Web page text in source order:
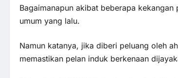
Bagaimanapun akibat beberapa
umum yang lalu.
Namun katanya, jika diberi peluang oleh
memastikan pelan induk berkenaan